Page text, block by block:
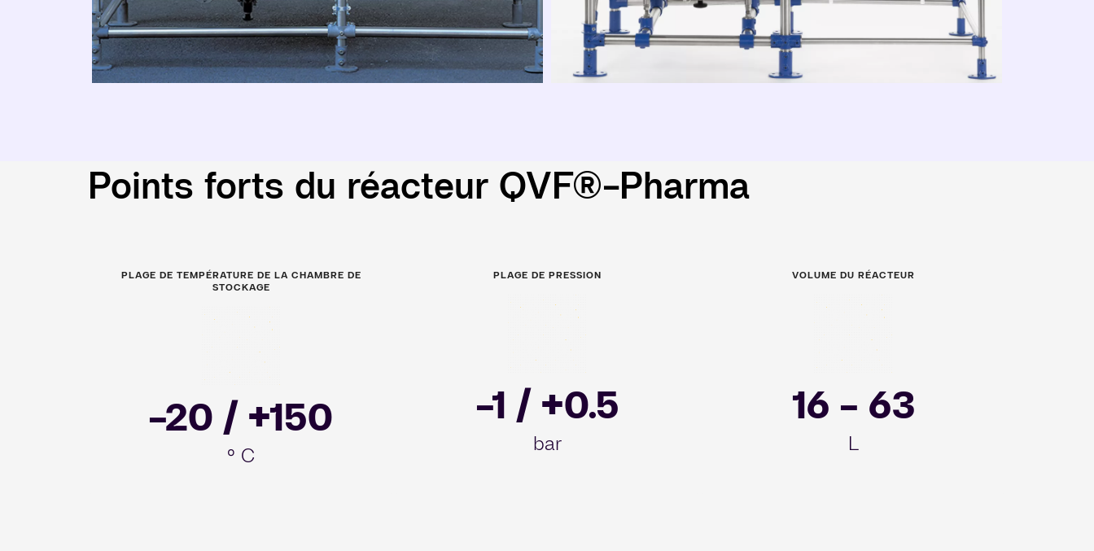
Points forts du réacteur QVF®-Pharma
PLAGE DE TEMPÉRATURE DE LA CHAMBRE DE
STOCKAGE
-20 / +150
° C
PLAGE DE PRESSION
-1 / +0.5
bar
VOLUME DU RÉACTEUR
16 - 63
L